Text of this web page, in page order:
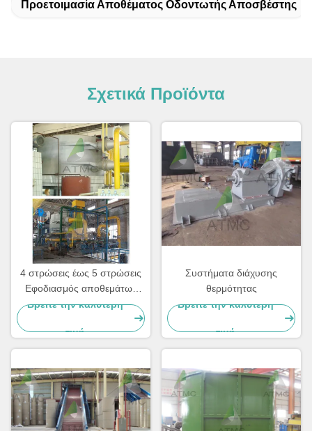
Προετοιμασία Αποθέματος Οδοντωτής Αποσβέστης
Σχετικά Προϊόντα
4 στρώσεις έως 5 στρώσεις
Εφοδιασμός αποθεμάτων
Κελί αποχρωματισμού
Βρείτε την καλύτερη
τιμή
Συστήματα διάχυσης
θερμότητας
Βρείτε την καλύτερη
τιμή